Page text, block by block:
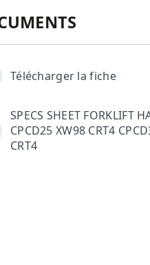
Télécharger la fiche
SPECS SHEET FORKLIFT
CPCD25 XW98 CRT4
CRT4